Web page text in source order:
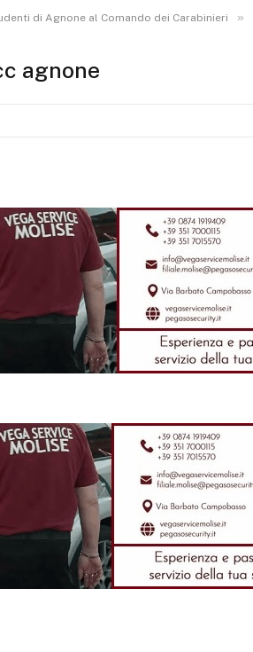
di Agnone al Comando dei Carabinieri »
agnone